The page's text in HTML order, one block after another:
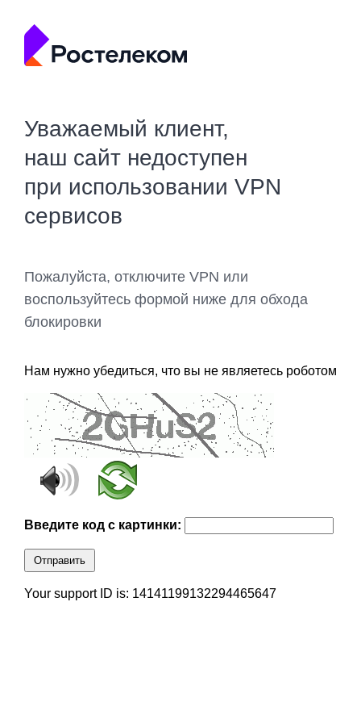
Уважаемый клиент,
наш сайт недоступен
при использовании VPN
сервисов
Пожалуйста, отключите VPN или
воспользуйтесь формой ниже для обхода
блокировки
Нам нужно убедиться, что вы не являетесь роботом
Введите код с картинки:
Отправить
Your support ID is: 14141199132294465647